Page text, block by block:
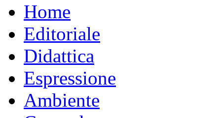
Home
Editoriale
Didattica
Espressione
Ambiente